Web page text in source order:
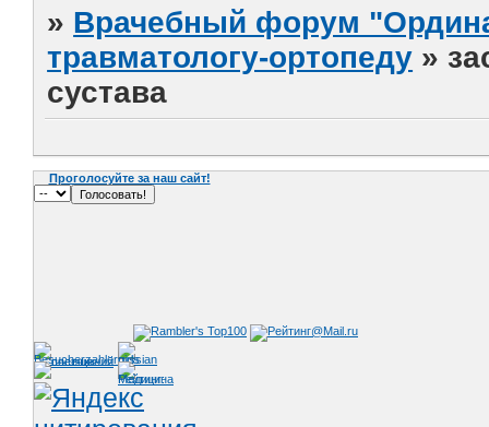
» Врачебный форум
травматологу-ортопеду »
сустава
Проголосуйте за наш сайт!